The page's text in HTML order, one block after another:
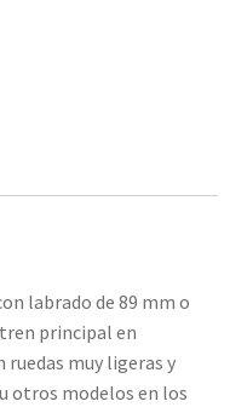
labrado de 89 mm o
tren principal en
muy ligeras y
otros modelos en los